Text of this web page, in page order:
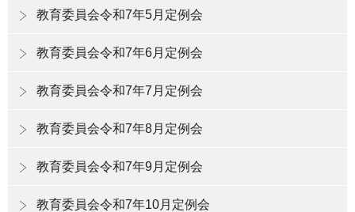
教育委員会令和7年5月定例会
教育委員会令和7年6月定例会
教育委員会令和7年7月定例会
教育委員会令和7年8月定例会
教育委員会令和7年9月定例会
教育委員会令和7年10月定例会